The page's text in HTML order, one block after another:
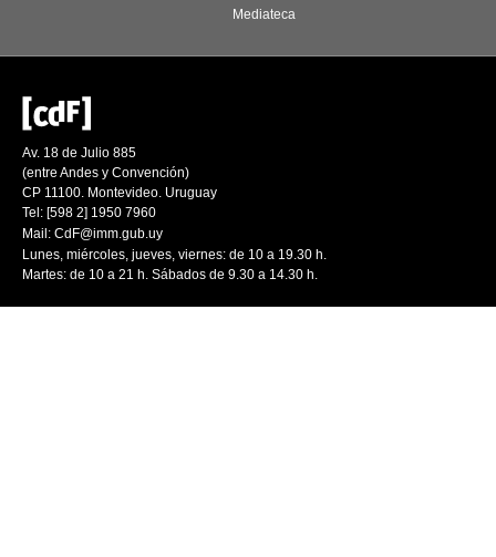
Mediateca
Av. 18 de Julio 885
(entre Andes y Convención)
CP 11100. Montevideo. Uruguay
Tel: [598 2] 1950 7960
Mail: CdF@imm.gub.uy
Lunes, miércoles, jueves, viernes: de 10 a 19.30 h.
Martes: de 10 a 21 h. Sábados de 9.30 a 14.30 h.